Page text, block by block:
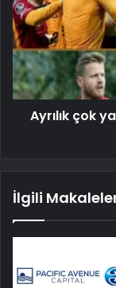
Ayrılık çok
İlgili